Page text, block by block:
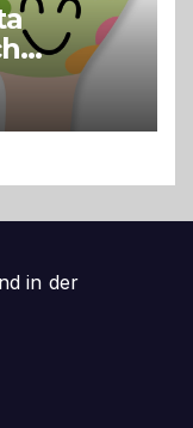
in der